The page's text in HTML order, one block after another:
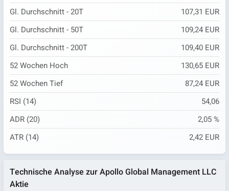
Gl. Durchschnitt - 20T
107,31 EUR
Gl. Durchschnitt - 50T
109,24 EUR
Gl. Durchschnitt - 200T
109,40 EUR
52 Wochen Hoch
130,65 EUR
52 Wochen Tief
87,24 EUR
RSI (14)
54,06
ADR (20)
2,05 %
ATR (14)
2,42 EUR
Technische Analyse zur Apollo Global Management LLC
Aktie